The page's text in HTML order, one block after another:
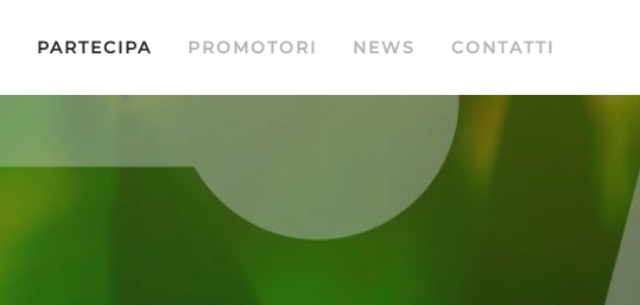
PARTECIPA PROMOTORI NEWS CONTATTI